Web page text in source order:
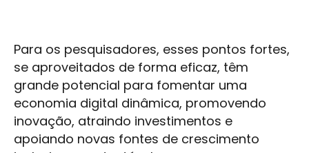
Para os pesquisadores, esses pontos fortes,
se aproveitados de forma eficaz, têm
grande potencial para fomentar uma
economia digital dinâmica, promovendo
inovação, atraindo investimentos e
apoiando novas fontes de crescimento